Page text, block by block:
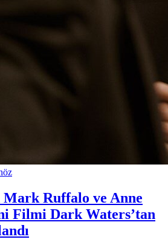
Mark Ruffalo ve Anne
Filmi Dark Waters’tan